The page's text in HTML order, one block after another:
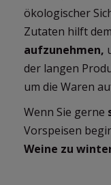
ökologischer
Zutaten hilft
aufzunehmen,
der langen
um die Waren
Wenn Sie gerne
Vorspeisen
Weine zu